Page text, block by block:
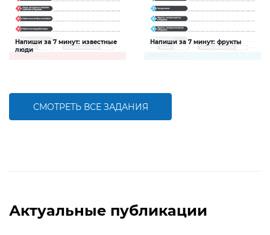
Напиши за 7 минут: известные
люди
Напиши за 7 минут: фрукты
СМОТРЕТЬ ВСЕ ЗАДАНИЯ
Актуальные публикации